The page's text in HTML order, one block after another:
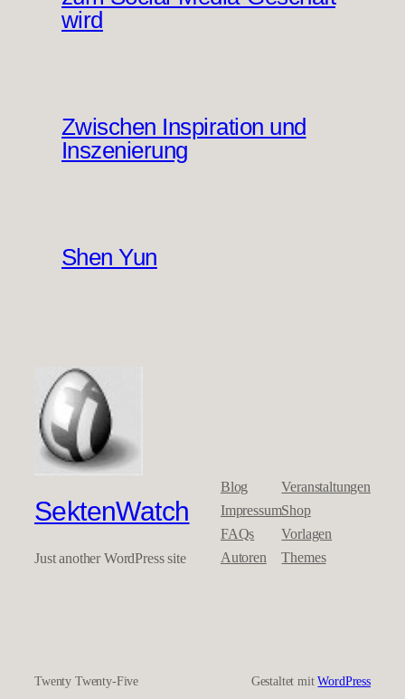
wird
Zwischen Inspiration und
Inszenierung
Shen Yun
SektenWatch
Just another WordPress site
Blog
Impressum
FAQs
Autoren
Veranstaltungen
Shop
Vorlagen
Themes
Twenty Twenty-Five Gestaltet mitWordPress